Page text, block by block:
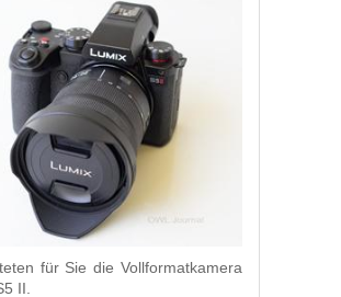
für Sie die Vollformatkamera
II.